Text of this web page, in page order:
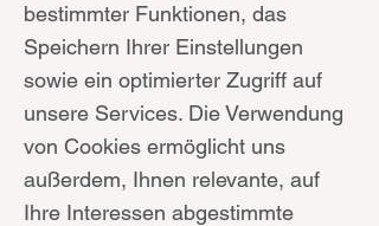
bestimmter Funktionen, das
Speichern Ihrer Einstellungen
sowie ein optimierter Zugriff auf
unsere Services. Die Verwendung
von Cookies ermöglicht uns
außerdem, Ihnen relevante, auf
Ihre Interessen abgestimmte